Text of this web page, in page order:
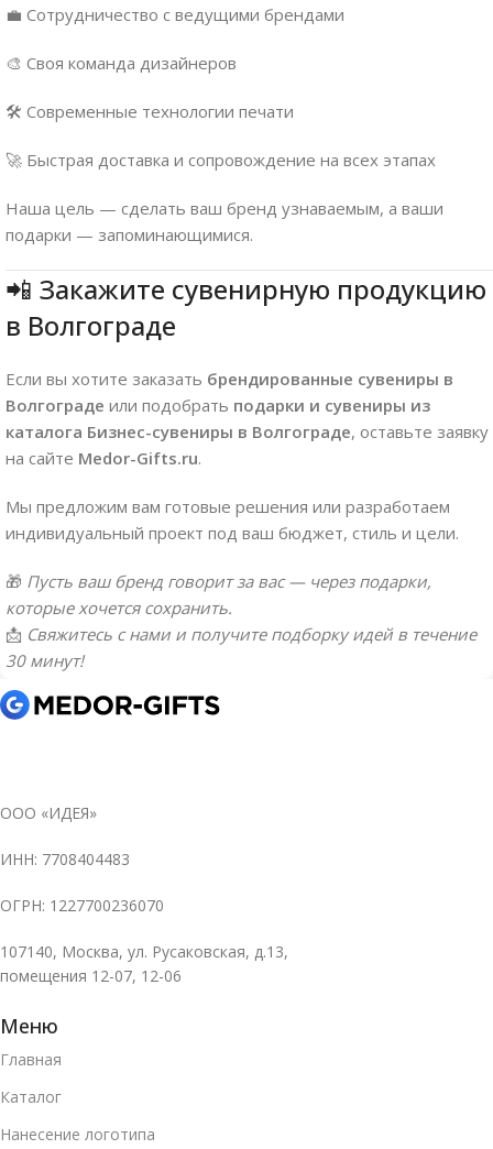
💼 Сотрудничество с ведущими брендами
🎨 Своя команда дизайнеров
🛠️ Современные технологии печати
🚀 Быстрая доставка и сопровождение на всех этапах
Наша цель — сделать ваш бренд узнаваемым, а ваши
подарки — запоминающимися.
📲 Закажите сувенирную продукцию
в Волгограде
Если вы хотите заказать брендированные сувениры в
Волгограде или подобрать подарки и сувениры из
каталога Бизнес-сувениры в Волгограде, оставьте заявку
на сайте Medor-Gifts.ru.
Мы предложим вам готовые решения или разработаем
индивидуальный проект под ваш бюджет, стиль и цели.
🎁 Пусть ваш бренд говорит за вас — через подарки,
которые хочется сохранить.
📩 Свяжитесь с нами и получите подборку идей в течение
30 минут!
ООО «ИДЕЯ»
ИНН: 7708404483
ОГРН: 1227700236070
107140, Москва, ул. Русаковская, д.13,
помещения 12-07, 12-06
Меню
Главная
Каталог
Нанесение логотипа